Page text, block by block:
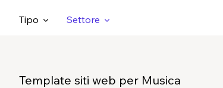
Tipo Settore
Template siti web per Musica